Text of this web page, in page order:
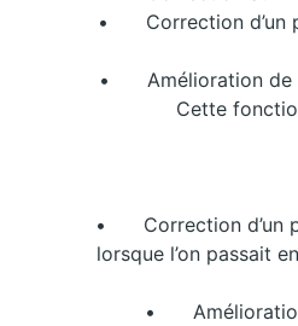
•
Correction d’un
•
Amélioration de
Cette
•
Correction d’un
lorsque l’on passait
•